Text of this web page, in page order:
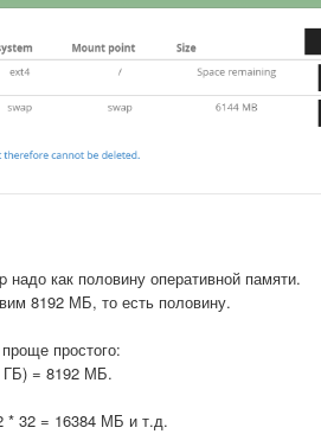
надо как половину оперативной памяти.
8192 МБ, то есть половину.
простого:
ГБ) = 8192 МБ.
* 32 = 16384 МБ и т.д.